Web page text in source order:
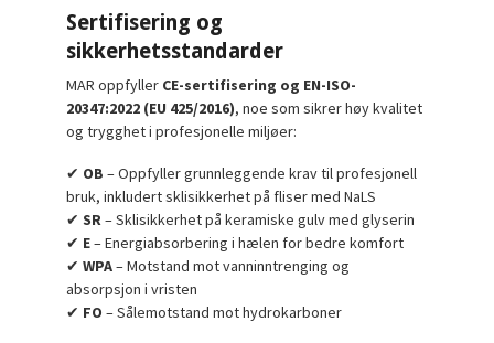
Sertifisering og
sikkerhetsstandarder
MAR oppfyller CE-sertifisering og EN-ISO-
20347:2022 (EU 425/2016), noe som sikrer høy kvalitet
og trygghet i profesjonelle miljøer:
✔ OB – Oppfyller grunnleggende krav til profesjonell
bruk, inkludert sklisikkerhet på fliser med NaLS
✔SR– Sklisikkerhet på keramiske gulv med glyserin
✔ E– Energiabsorbering i hælen for bedre komfort
✔WPA– Motstand mot vanninntrenging og
absorpsjon i vristen
✔ FO – Sålemotstand mot hydrokarboner